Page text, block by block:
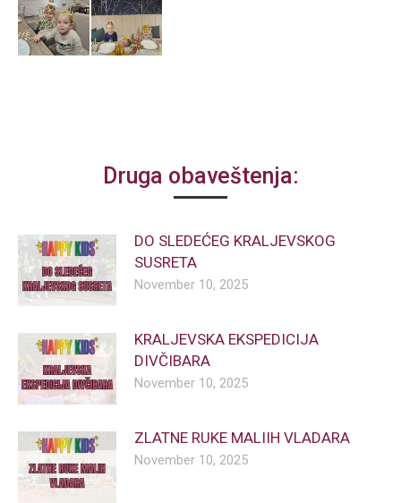
Druga obaveštenja:
DO SLEDEĆEG KRALJEVSKOG
SUSRETA
November 10, 2025
KRALJEVSKA EKSPEDICIJA
DIVČIBARA
November 10, 2025
ZLATNE RUKE MALIIH VLADARA
November 10, 2025